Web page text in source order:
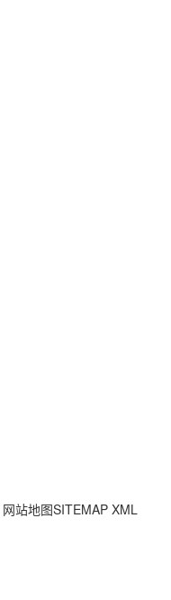
网站地图SITEMAP XML